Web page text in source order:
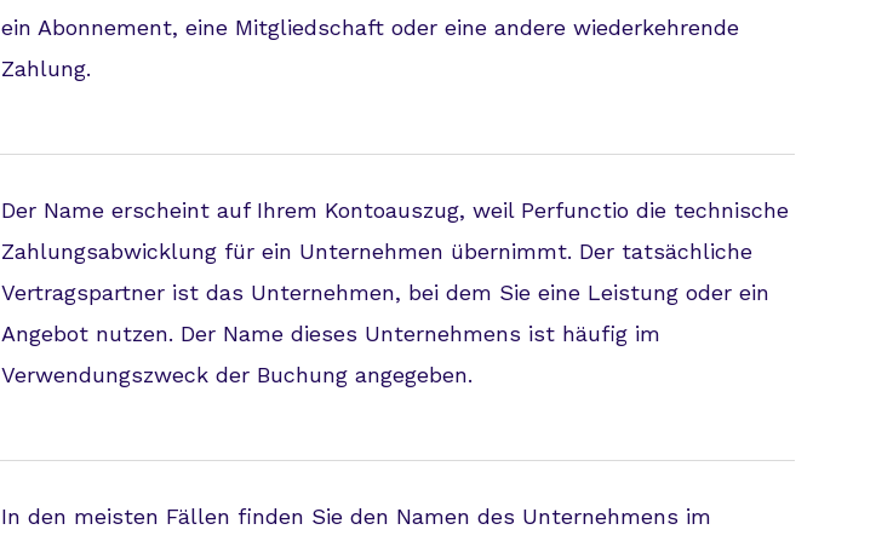
ein Abonnement, eine Mitgliedschaft oder eine andere wiederkehrende
Zahlung.
Der Name erscheint auf Ihrem Kontoauszug, weil Perfunctio die technische
Zahlungsabwicklung für ein Unternehmen übernimmt. Der tatsächliche
Vertragspartner ist das Unternehmen, bei dem Sie eine Leistung oder ein
Angebot nutzen. Der Name dieses Unternehmens ist häufig im
Verwendungszweck der Buchung angegeben.
In den meisten Fällen finden Sie den Namen des Unternehmens im